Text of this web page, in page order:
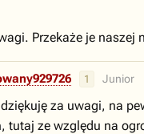
Przekaże je naszej
1 Junior
za uwagi, na
tutaj ze względu na